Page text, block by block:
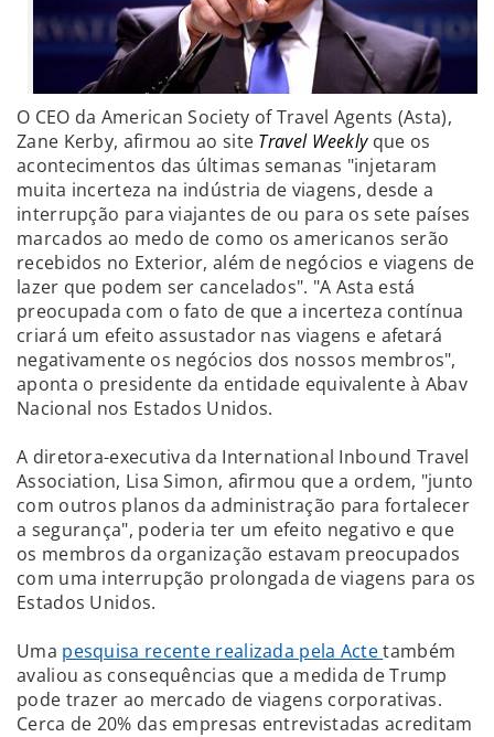
O CEO da American Society of Travel Agents (Asta),
Zane Kerby, afirmou ao site Travel Weeklyque os
acontecimentos das últimas semanas "injetaram
muita incerteza na indústria de viagens, desde a
interrupção para viajantes de ou para os sete países
marcados ao medo de como os americanos serão
recebidos no Exterior, além de negócios e viagens de
lazer que podem ser cancelados". "A Asta está
preocupada com o fato de que a incerteza contínua
criará um efeito assustador nas viagens e afetará
negativamente os negócios dos nossos membros",
aponta o presidente da entidade equivalente à Abav
Nacional nos Estados Unidos.
A diretora-executiva da International Inbound Travel
Association, Lisa Simon, afirmou que a ordem, "junto
com outros planos da administração para fortalecer
a segurança", poderia ter um efeito negativo e que
os membros da organização estavam preocupados
com uma interrupção prolongada de viagens para os
Estados Unidos.
Uma pesquisa recente realizada pela Actetambém
avaliou as consequências que a medida de Trump
pode trazer ao mercado de viagens corporativas.
Cerca de 20% das empresas entrevistadas acreditam